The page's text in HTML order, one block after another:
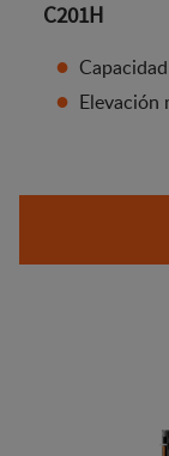
C201H
Elevación